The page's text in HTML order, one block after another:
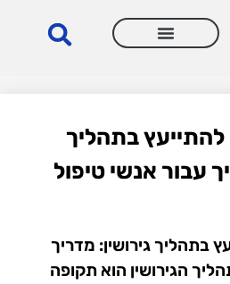
להתייעץ בתהליך
עבור אנשי טיפול
בתהליך גירושין: מדריך
הגירושין הוא תקופה